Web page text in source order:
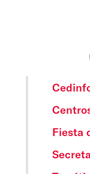
Fiesta